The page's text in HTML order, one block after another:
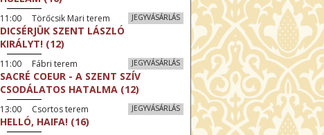
JEGYVÁSÁRLÁS
11:00 Törőcsik Mari terem
DICSÉRJÜK SZENT LÁSZLÓ
KIRÁLYT! (12)
JEGYVÁSÁRLÁS
11:00 Fábri terem
SACRÉ COEUR - A SZENT SZÍV
CSODÁLATOS HATALMA (12)
JEGYVÁSÁRLÁS
13:00 Csortos terem
HELLÓ, HAIFA! (16)